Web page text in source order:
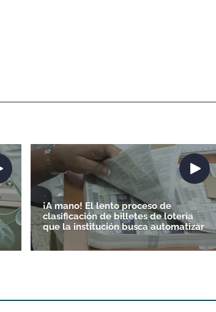
¡A mano! El lento proceso de
clasificación de billetes de lotería
que la institución busca automatizar